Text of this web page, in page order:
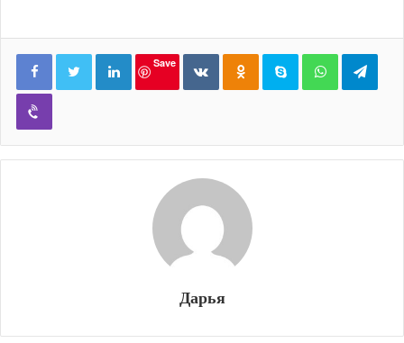
LinkedIn
Save
ВконтактеОдноклассники
Skype WhatsApp
Viber
Дарья